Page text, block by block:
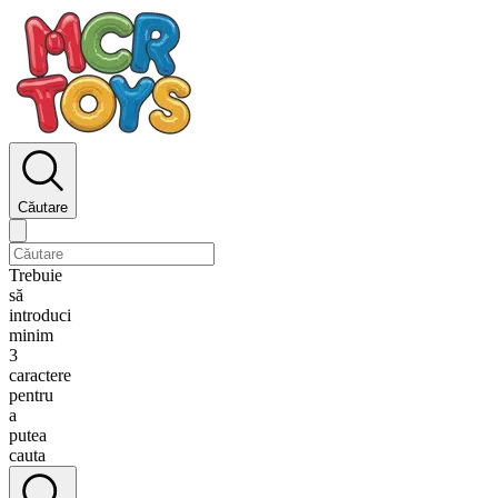
Căutare
Trebuie
să
introduci
minim
3
caractere
pentru
a
putea
cauta